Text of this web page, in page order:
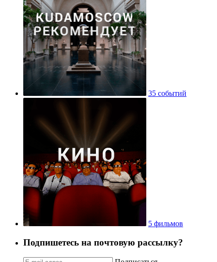
35 событий
5 фильмов
Подпишетесь на почтовую рассылку?